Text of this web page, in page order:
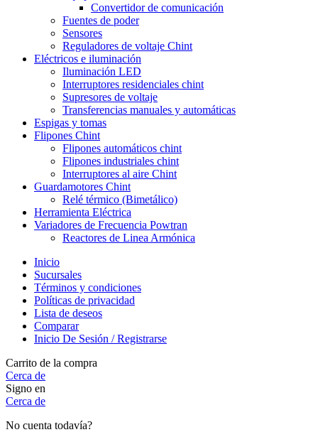
Convertidor de comunicación
Fuentes de poder
Sensores
Reguladores de voltaje Chint
Eléctricos e iluminación
Iluminación LED
Interruptores residenciales chint
Supresores de voltaje
Transferencias manuales y automáticas
Espigas y tomas
Flipones Chint
Flipones automáticos chint
Flipones industriales chint
Interruptores al aire Chint
Guardamotores Chint
Relé térmico (Bimetálico)
Herramienta Eléctrica
Variadores de Frecuencia Powtran
Reactores de Linea Armónica
Inicio
Sucursales
Términos y condiciones
Políticas de privacidad
Lista de deseos
Comparar
Inicio De Sesión / Registrarse
Carrito de la compra
Cerca de
Signo en
Cerca de
No cuenta todavía?